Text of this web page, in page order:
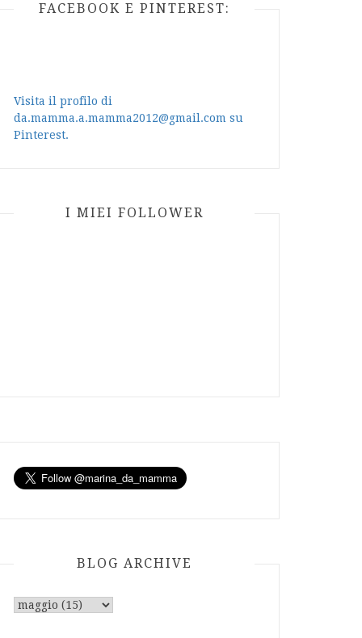
FACEBOOK E PINTEREST:
Visita il profilo di
da.mamma.a.mamma2012@gmail.com su
Pinterest.
I MIEI FOLLOWER
BLOG ARCHIVE